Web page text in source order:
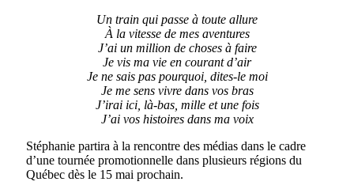
Un train qui passe à toute allure
À la vitesse de mes aventures
J’ai un million de choses à faire
Je vis ma vie en courant d’air
Je ne sais pas pourquoi, dites-le moi
Je me sens vivre dans vos bras
J’irai ici, là-bas, mille et une fois
J’ai vos histoires dans ma voix
Stéphanie partira à la rencontre des médias dans le cadre
d’une tournée promotionnelle dans plusieurs régions du
Québec dès le 15 mai prochain.